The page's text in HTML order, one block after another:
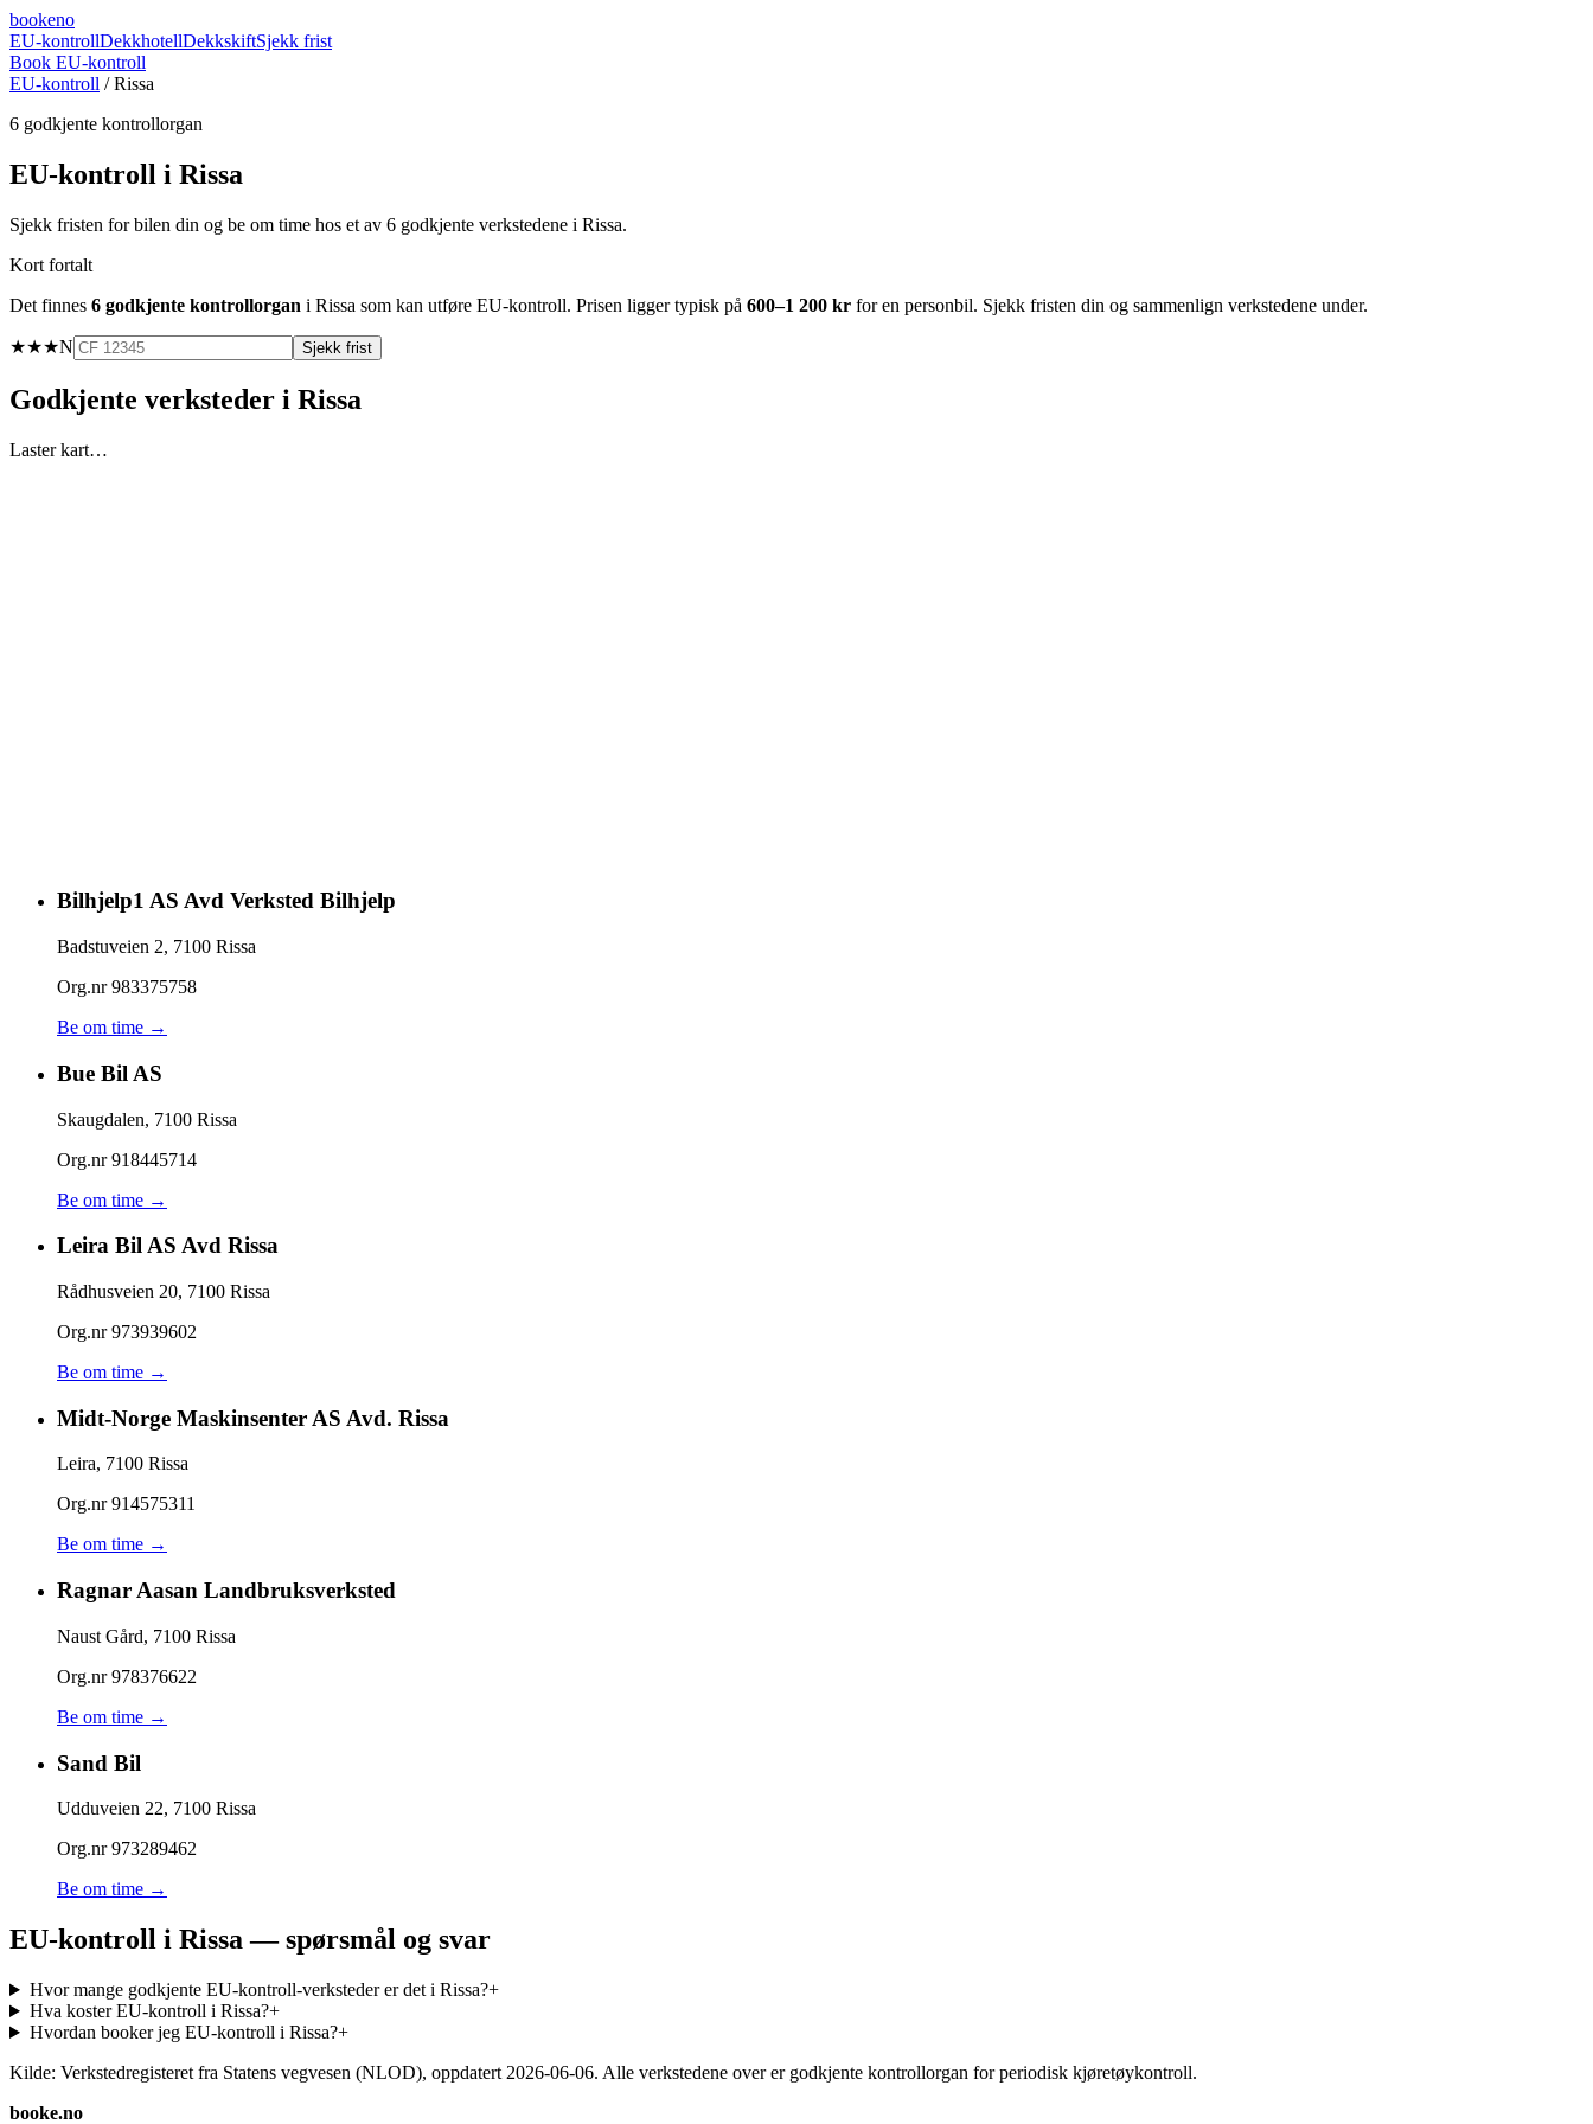
bookeno
EU-kontrollDekkhotellDekkskiftSjekk frist
Book EU-kontroll
EU-kontroll /Rissa
6 godkjente kontrollorgan
EU-kontroll i Rissa
Sjekk fristen for bilen din og be om time hos et av 6 godkjente verkstedene i Rissa.
Kort fortalt
Det finnes 6 godkjente kontrollorgan i Rissa som kan utføre EU-kontroll. Prisen ligger typisk på 600–1 200 kr for en personbil. Sjekk fristen din og sammenlign verkstedene under.
★★★N Sjekk frist
Godkjente verksteder i Rissa
Laster kart…
Bilhjelp1 AS Avd Verksted Bilhjelp
Badstuveien 2, 7100 Rissa
Org.nr983375758
Be om time →
Bue Bil AS
Skaugdalen, 7100 Rissa
Org.nr918445714
Be om time →
Leira Bil AS Avd Rissa
Rådhusveien 20, 7100 Rissa
Org.nr973939602
Be om time →
Midt-Norge Maskinsenter AS Avd. Rissa
Leira, 7100 Rissa
Org.nr914575311
Be om time →
Ragnar Aasan Landbruksverksted
Naust Gård, 7100 Rissa
Org.nr978376622
Be om time →
Sand Bil
Udduveien 22, 7100 Rissa
Org.nr973289462
Be om time →
EU-kontroll i Rissa — spørsmål og svar
Hvor mange godkjente EU-kontroll-verksteder er det i Rissa?+
Hva koster EU-kontroll i Rissa?+
Hvordan booker jeg EU-kontroll i Rissa?+
Kilde: Verkstedregisteret fra Statens vegvesen (NLOD), oppdatert 2026-06-06. Alle verkstedene over er godkjente kontrollorgan for periodisk kjøretøykontroll.
booke.no